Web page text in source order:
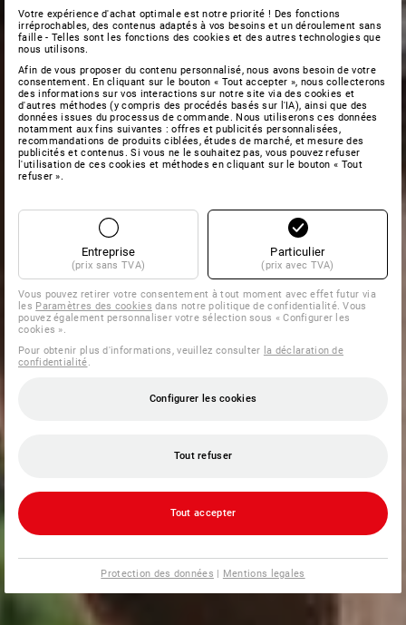
Votre expérience d'achat optimale est notre priorité ! Des fonctions
irréprochables, des contenus adaptés à vos besoins et un déroulement sans
faille - Telles sont les fonctions des cookies et des autres technologies que
nous utilisons.
Afin de vous proposer du contenu personnalisé, nous avons besoin de votre
consentement. En cliquant sur le bouton « Tout accepter », nous collecterons
des informations sur vos interactions sur notre site via des cookies et
d'autres méthodes (y compris des procédés basés sur l'IA), ainsi que des
données issues du processus de commande. Nous utiliserons ces données
notamment aux fins suivantes : offres et publicités personnalisées,
recommandations de produits ciblées, études de marché, et mesure des
publicités et contenus. Si vous ne le souhaitez pas, vous pouvez refuser
l'utilisation de ces cookies et méthodes en cliquant sur le bouton « Tout
refuser ».
Entreprise
(prix sans TVA)
Particulier
(prix avec TVA)
Vous pouvez retirer votre consentement à tout moment avec effet futur via
les Paramètres des cookies dans notre politique de confidentialité. Vous
pouvez également personnaliser votre sélection sous « Configurer les
cookies ».
Pour obtenir plus d'informations, veuillez consulter la déclaration de
confidentialité.
Configurer les cookies
Tout refuser
Tout accepter
Protection des données | Mentions legales